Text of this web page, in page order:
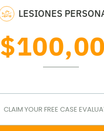
LESIONES
CLAIM YOUR FREE CASE